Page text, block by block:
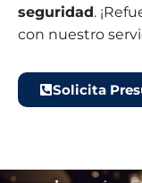
seguridad.
con nuestro
Solicita